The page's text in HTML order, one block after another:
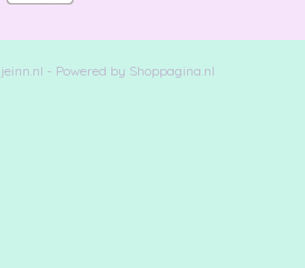
- Powered by Shoppagina.nl